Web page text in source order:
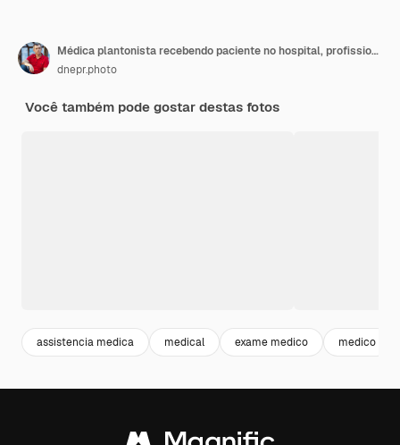
Médica plantonista recebendo paciente no hospital, profissional simpática, assistência médica
dnepr.photo
Você também pode gostar destas fotos
assistencia medica medical exame medico medico